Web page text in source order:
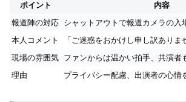
ポイント
内容
報道陣の対応 シャットアウトで報道カメラの入
本人コメント
「ご迷惑をおかけし申し訳ありま
現場の雰囲気 ファンからは温かい拍手、共演者
理由
プライバシー配慮、出演者の心情